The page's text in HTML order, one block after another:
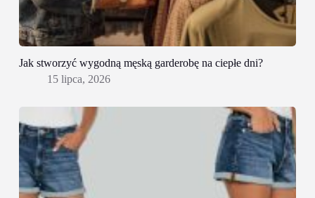
Jak stworzyć wygodną męską garderobę na ciepłe dni?
15 lipca, 2026